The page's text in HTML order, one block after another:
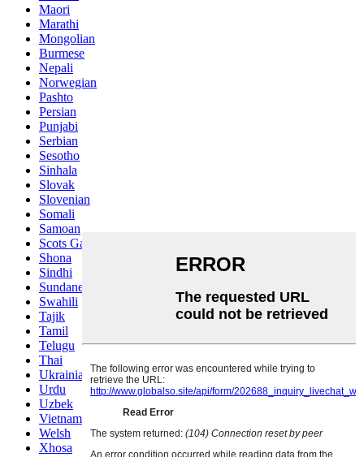
Maori
Marathi
Mongolian
Burmese
Nepali
Norwegian
Pashto
Persian
Punjabi
Serbian
Sesotho
Sinhala
Slovak
Slovenian
Somali
Samoan
Scots Gaelic
Shona
Sindhi
Sundanese
Swahili
Tajik
Tamil
Telugu
Thai
Ukrainian
Urdu
Uzbek
Vietnamese
Welsh
Xhosa